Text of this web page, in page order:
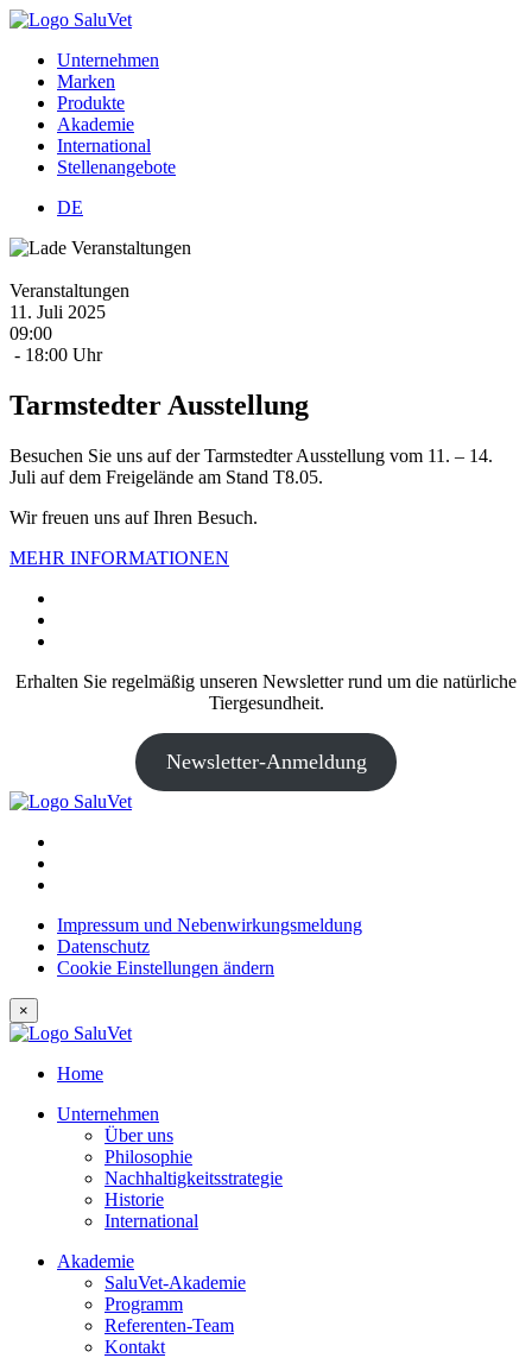
Unternehmen
Marken
Produkte
Akademie
International
Stellenangebote
DE
Veranstaltungen
11. Juli 2025
09:00
- 18:00 Uhr
Tarmstedter Ausstellung
Besuchen Sie uns auf der Tarmstedter Ausstellung vom 11. – 14.
Juli auf dem Freigelände am Stand T8.05.
Wir freuen uns auf Ihren Besuch.
MEHR INFORMATIONEN
Erhalten Sie regelmäßig unseren Newsletter rund um die natürliche
Tiergesundheit.
Newsletter-Anmeldung
Impressum und Nebenwirkungsmeldung
Datenschutz
Cookie Einstellungen ändern
×
Home
Unternehmen
Über uns
Philosophie
Nachhaltigkeitsstrategie
Historie
International
Akademie
SaluVet-Akademie
Programm
Referenten-Team
Kontakt